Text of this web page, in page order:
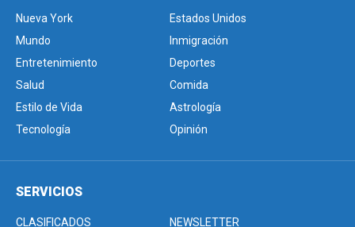
Nueva York
Estados Unidos
Mundo
Inmigración
Entretenimiento
Deportes
Salud
Comida
Estilo de Vida
Astrología
Tecnología
Opinión
SERVICIOS
CLASIFICADOS NEWSLETTER